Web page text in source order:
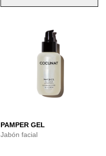
PAMPER GEL
Jabón facial